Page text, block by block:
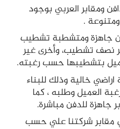
ومقابر العربي بوجود
.
جاهزة ومتشطبة تشطيب
نصف تشطيب، وأخرى غير
بتشطيبها حسب رغبته.
اراضي خالية وذلك للبناء
العميل وطلبه ، كما
جاهزة للدفن مباشرة.
مقابر شركتنا علي حسب